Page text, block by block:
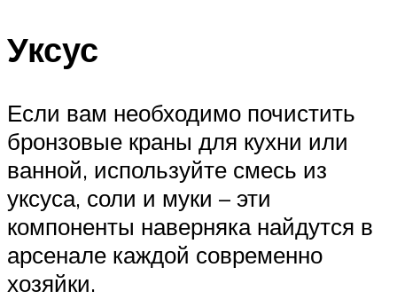
Уксус
Если вам необходимо почистить
бронзовые краны для кухни или
ванной, используйте смесь из
уксуса, соли и муки – эти
компоненты наверняка найдутся в
арсенале каждой современно
хозяйки.